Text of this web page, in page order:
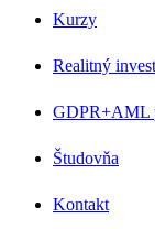
Kurzy
Realitný
GDPR+AML
Študovňa
Kontakt